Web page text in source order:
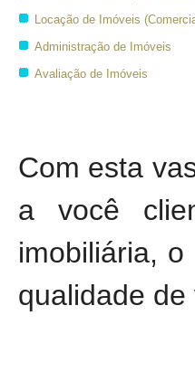
Locação de Imóveis
Administração de Imóveis
Avaliação de Imóveis
Com esta
a você
imobiliária,
qualidade de